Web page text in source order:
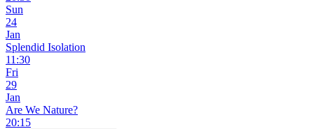
Sun
24
Jan
Splendid Isolation
11:30
Fri
29
Jan
Are We Nature?
20:15